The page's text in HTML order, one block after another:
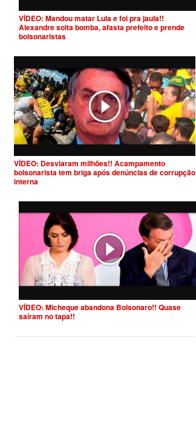
VÍDEO: Mandou matar Lula e foi pra jaula!!
Alexandre solta bomba, afasta prefeito e prende
bolsonaristas
VÍDEO: Desviaram milhões!! Acampamento
bolsonarista tem briga após denúncias de corrupção
interna
VÍDEO: Micheque abandona Bolsonaro!! Quase
saíram no tapa!!